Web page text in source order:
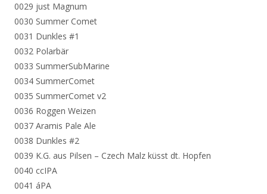
0029 just Magnum
0030 Summer Comet
0031 Dunkles #1
0032 Polarbär
0033 SummerSubMarine
0034 SummerComet
0035 SummerComet v2
0036 Roggen Weizen
0037 Aramis Pale Ale
0038 Dunkles #2
0039 K.G. aus Pilsen – Czech Malz küsst dt. Hopfen
0040 ccIPA
0041 áPA